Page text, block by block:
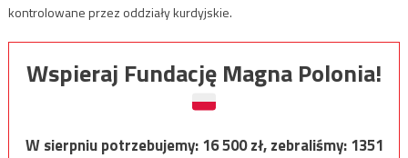
kontrolowane przez oddziały kurdyjskie.
Wspieraj Fundację Magna Polonia!
W sierpniu potrzebujemy:16 500zł, zebraliśmy:1351